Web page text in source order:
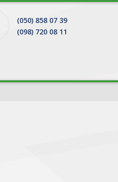
(050) 858 07 39
(098) 720 08 11